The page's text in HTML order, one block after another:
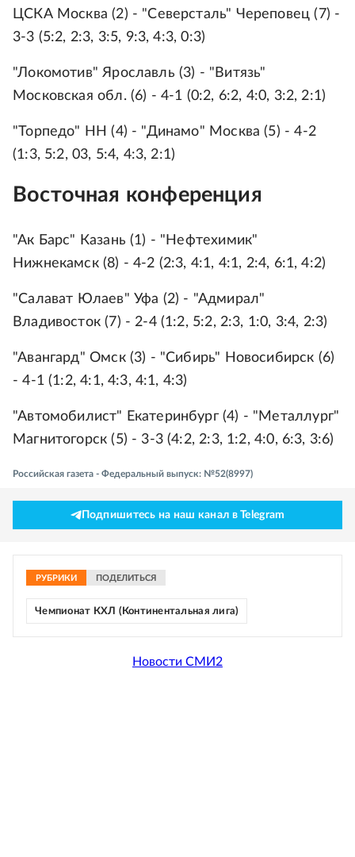
ЦСКА Москва (2) - "Северсталь" Череповец (7) -
3-3 (5:2, 2:3, 3:5, 9:3, 4:3, 0:3)
"Локомотив" Ярославль (3) - "Витязь"
Московская обл. (6) - 4-1 (0:2, 6:2, 4:0, 3:2, 2:1)
"Торпедо" НН (4) - "Динамо" Москва (5) - 4-2
(1:3, 5:2, 03, 5:4, 4:3, 2:1)
Восточная конференция
"Ак Барс" Казань (1) - "Нефтехимик"
Нижнекамск (8) - 4-2 (2:3, 4:1, 4:1, 2:4, 6:1, 4:2)
"Салават Юлаев" Уфа (2) - "Адмирал"
Владивосток (7) - 2-4 (1:2, 5:2, 2:3, 1:0, 3:4, 2:3)
"Авангард" Омск (3) - "Сибирь" Новосибирск (6)
- 4-1 (1:2, 4:1, 4:3, 4:1, 4:3)
"Автомобилист" Екатеринбург (4) - "Металлург"
Магнитогорск (5) - 3-3 (4:2, 2:3, 1:2, 4:0, 6:3, 3:6)
Российская газета - Федеральный выпуск: №52(8997)
Подпишитесь на наш канал в Telegram
РУБРИКИ ПОДЕЛИТЬСЯ
Чемпионат КХЛ (Континентальная лига)
Новости СМИ2